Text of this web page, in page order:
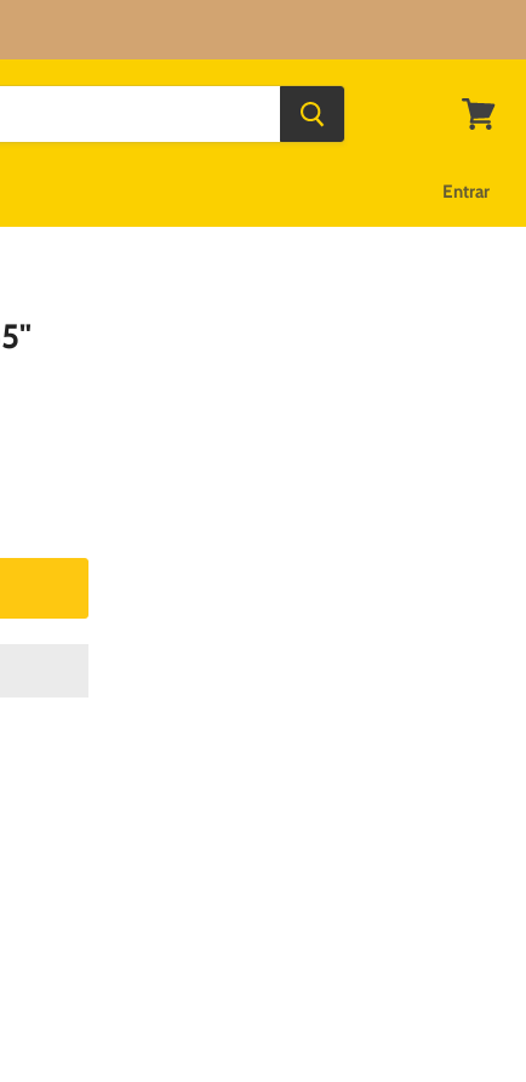
Entrar